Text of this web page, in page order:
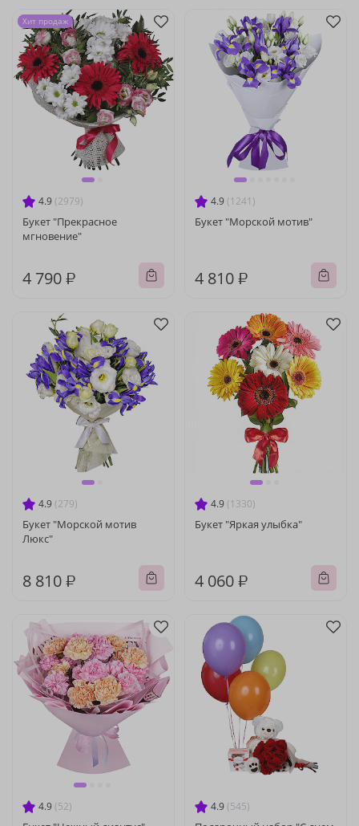
4.9 (2979)
Букет "Прекрасное
мгновение"
4 790 ₽
Хит продаж
4.9 (1241)
Букет "Морской мотив"
4 810 ₽
4.9 (279)
Букет "Морской мотив
Люкс"
8 810 ₽
4.9 (1330)
Букет "Яркая улыбка"
4 060 ₽
4.9 (52) 4.9 (545)